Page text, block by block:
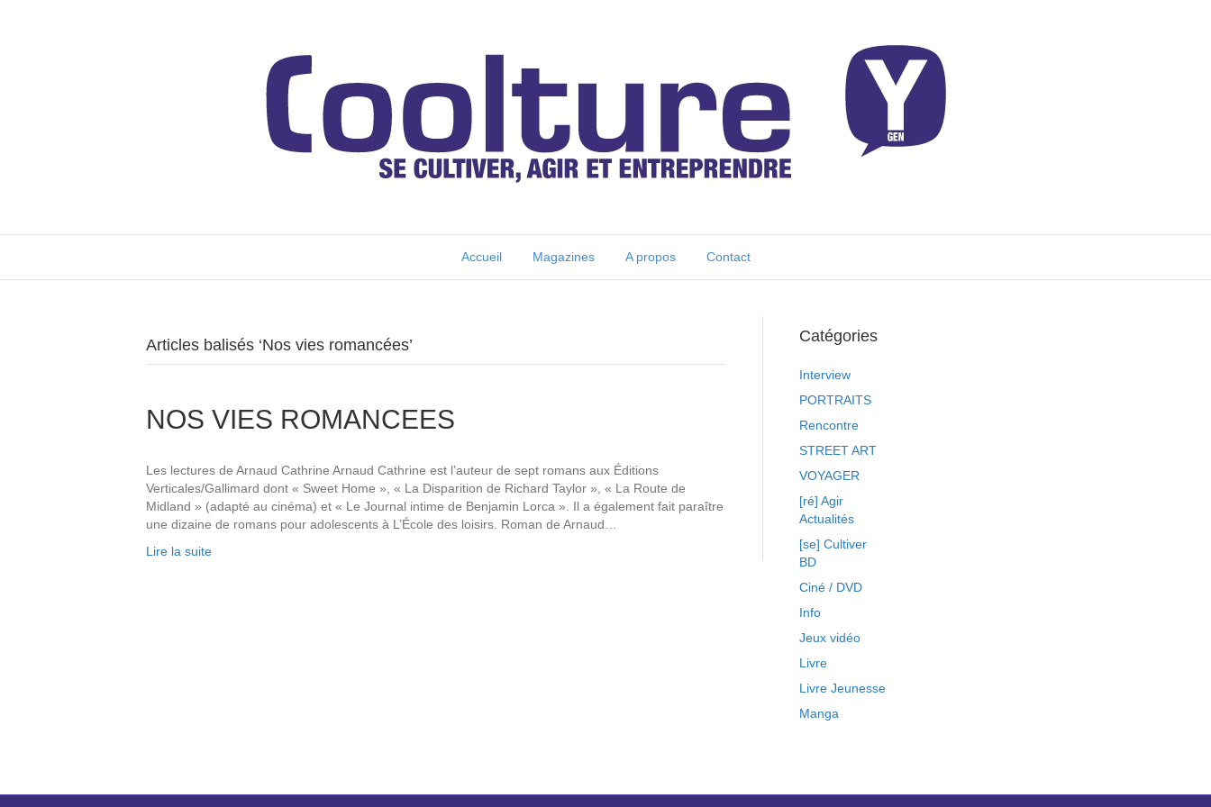
Accueil Magazines A propos Contact
Articles balisés ‘Nos vies romancées’
NOS VIES ROMANCEES
Les lectures de Arnaud Cathrine Arnaud Cathrine est l’auteur de sept romans aux Éditions
Verticales/Gallimard dont « Sweet Home », « La Disparition de Richard Taylor », « La Route de
Midland » (adapté au cinéma) et « Le Journal intime de Benjamin Lorca ». Il a également fait paraître
une dizaine de romans pour adolescents à L’École des loisirs. Roman de Arnaud…
Lire la suite
Catégories
Interview
PORTRAITS
Rencontre
STREET ART
VOYAGER
[ré] Agir
Actualités
[se] Cultiver
BD
Ciné / DVD
Info
Jeux vidéo
Livre
Livre Jeunesse
Manga